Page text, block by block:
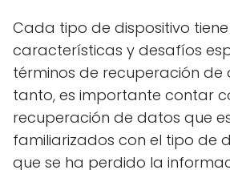
Cada tipo de dispositivo
características y desafíos
términos de recuperación de
tanto, es importante contar
recuperación de datos que
familiarizados con el tipo de
que se ha perdido la